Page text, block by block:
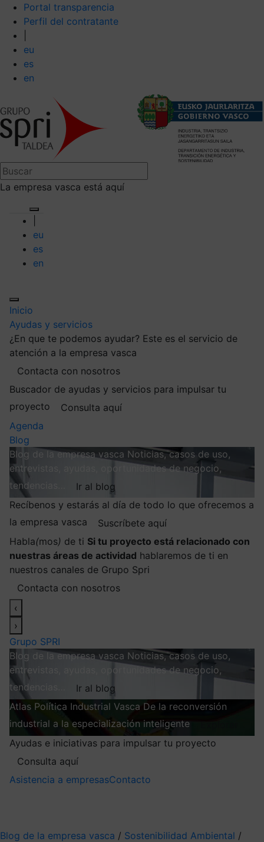
Portal transparencia
Perfil del contratante
eu
es
en
La empresa vasca está aquí
eu
es
en
Inicio
Ayudas y servicios
¿En que te podemos ayudar? Este es el servicio de
atención a la empresa vasca
Contacta con nosotros
Buscador de ayudas y servicios para impulsar tu
proyecto
Consulta aquí
Agenda
Blog
Blog de la empresa vasca Noticias, casos de uso,
entrevistas, ayudas, oportunidades de negocio,
tendencias…
Ir al blog
Recíbenos y estarás al día de todo lo que ofrecemos a
la empresa vasca
Suscríbete aquí
Habla(mos) de ti Si tu proyecto está relacionado con
nuestras áreas de actividad hablaremos de ti en
nuestros canales de Grupo Spri
Contacta con nosotros
‹
›
Grupo SPRI
Blog de la empresa vasca Noticias, casos de uso,
entrevistas, ayudas, oportunidades de negocio,
tendencias…
Ir al blog
Atlas Política Industrial Vasca De la reconversión
industrial a la especialización inteligente
Ayudas e iniciativas para impulsar tu proyecto
Consulta aquí
Asistencia a empresasContacto
Blog de la empresa vasca / Sostenibilidad Ambiental /